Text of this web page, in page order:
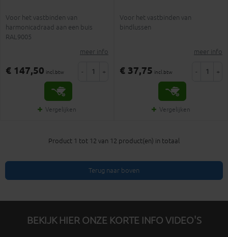
Voor het vastbinden van
harmonicadraad aan een buis
RAL9005
meer info
€ 147,50 incl.btw - +
Vergelijken
Voor het vastbinden van
bindlussen
meer info
€ 37,75 incl.btw - +
Vergelijken
Product 1 tot 12 van 12 product(en) in totaal
Terug naar boven
BEKIJK HIER ONZE KORTE INFO VIDEO'S